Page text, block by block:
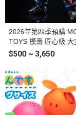
2026年第四季預購
TOYS 模壽 匠心級 大
凱王 合金可動完成品
$500 ~ 3,650